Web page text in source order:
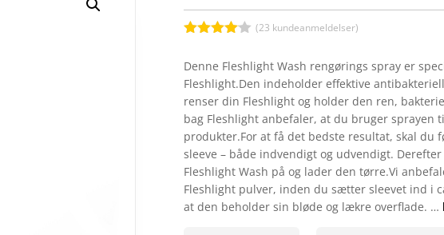
ud af 5
baseret
på
kundebed
ømmelse
r
(23 kundeanmeldelser)
Denne Fleshlight Wash rengørings spray er
Fleshlight.Den indeholder effektive
renser din Fleshlight og holder den ren,
bag Fleshlight anbefaler, at du bruger sprayen
produkter.For at få det bedste resultat, skal du
sleeve – både indvendigt og udvendigt.
Fleshlight Wash på og lader den tørre.Vi
Fleshlight pulver, inden du sætter sleevet ind i
at den beholder sin bløde og lækre overflade. …